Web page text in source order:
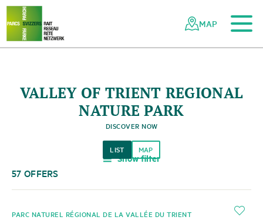
Navigating
the
Swiss
parks
Quick
navigation
To the main content
To the mobile navigation
To search
To the footer
To the sitemap
MAP
VALLEY OF TRIENT REGIONAL
NATURE PARK
DISCOVER NOW
a Show filter
LIST MAP
57 OFFERS
i
PARC NATUREL RÉGIONAL DE LA VALLÉE DU TRIENT